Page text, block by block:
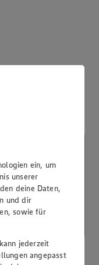
ein, um
unserer
deine Daten,
und dir
sowie für
jederzeit
angepasst